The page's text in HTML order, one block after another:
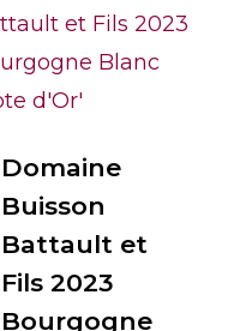
Domaine
Buisson
Battault et
Fils 2023
Bourgogne